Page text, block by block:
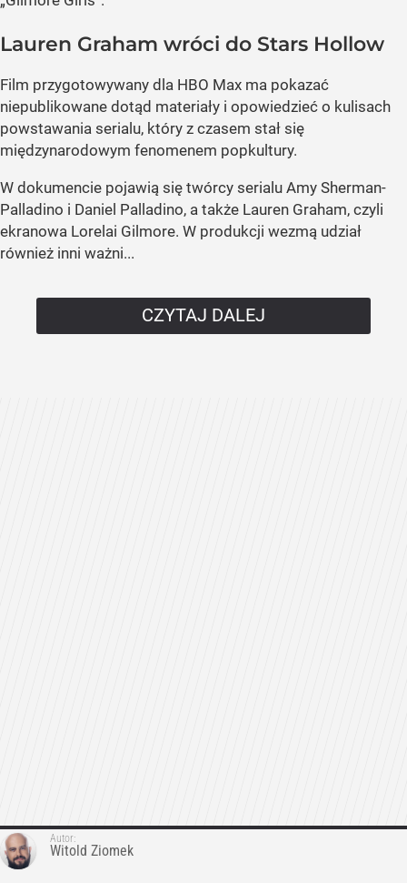
Lauren Graham wróci do Stars Hollow
Film przygotowywany dla HBO Max ma pokazać
niepublikowane dotąd materiały i opowiedzieć o kulisach
powstawania serialu, który z czasem stał się
międzynarodowym fenomenem popkultury.
W dokumencie pojawią się twórcy serialu Amy Sherman-
Palladino i Daniel Palladino, a także Lauren Graham, czyli
ekranowa Lorelai Gilmore. W produkcji wezmą udział
również inni ważni...
CZYTAJ DALEJ
Autor:
Witold Ziomek